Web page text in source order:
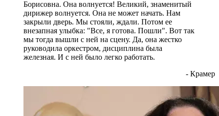
Борисовна. Она волнуется! Великий, знаменитый
дирижер волнуется. Она не может начать. Нам
закрыли дверь. Мы стояли, ждали. Потом ее
внезапная улыбка: "Все, я готова. Пошли". Вот так
мы тогда вышли с ней на сцену. Да, она жестко
руководила оркестром, дисциплина была
железная. И с ней было легко работать.
- Крамер